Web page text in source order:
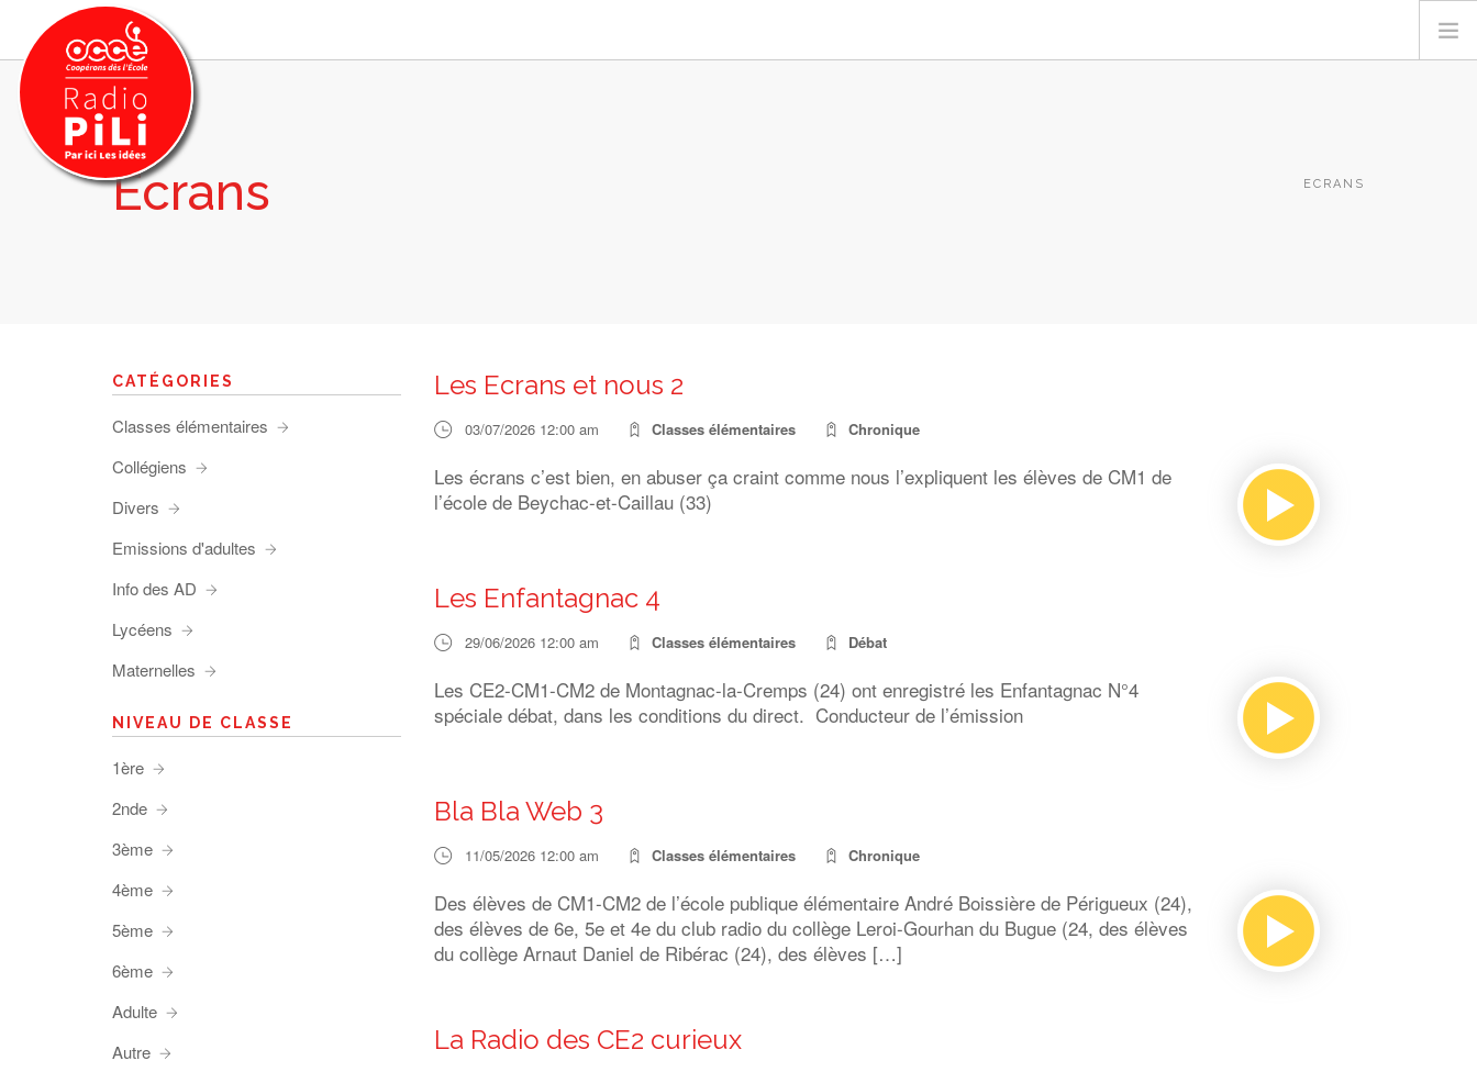
PRÉSENTATION
GRILLE DES PROGRAMMES
RECHERCHER
Ecrans ECRANS
Les Ecrans et nous 2
03/07/2026 12:00 am Classes élémentaires Chronique
Les écrans c’est bien, en abuser ça craint comme nous l’expliquent les élèves de CM1 de
l’école de Beychac-et-Caillau (33)
Les Enfantagnac 4
29/06/2026 12:00 am Classes élémentaires Débat
Les CE2-CM1-CM2 de Montagnac-la-Cremps (24) ont enregistré les Enfantagnac N°4
spéciale débat, dans les conditions du direct. Conducteur de l’émission
Bla Bla Web 3
11/05/2026 12:00 am Classes élémentaires Chronique
Des élèves de CM1-CM2 de l’école publique élémentaire André Boissière de Périgueux (24),
des élèves de 6e, 5e et 4e du club radio du collège Leroi-Gourhan du Bugue (24, des élèves
du collège Arnaut Daniel de Ribérac (24), des élèves […]
La Radio des CE2 curieux
CATÉGORIES
Classes élémentaires
Collégiens
Divers
Emissions d'adultes
Info des AD
Lycéens
Maternelles
NIVEAU DE CLASSE
1ère
2nde
3ème
4ème
5ème
6ème
Adulte
Autre